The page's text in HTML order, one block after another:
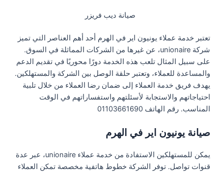
صيانة ديب فريزر
تعتبر خدمة عملاء يونيون اير في الهرم أحد أهم العناصر التي تميز
شركة unionaire، عن غيرها من الشركات المماثلة في السوق.
على سبيل المثال تلعب هذه الخدمة دورًا محوريًا في تقديم الدعم
والمساعدة للعملاء، وتعتبر حلقة الوصل بين الشركة والمستهلكين.
يهدف فريق خدمة العملاء إلى ضمان رضا العملاء من خلال تلبية
احتياجاتهم والاستجابة لأسئلتهم واستفساراتهم في الوقت
المناسب. رقم الهاتف 01103661690
صيانة يونيون اير في الهرم
يمكن للمستهلكين الاستفادة من خدمة عملاء unionaire، عبر عدة
قنوات تواصل. توفر الشركة خطوط هاتفية مخصصة تمكن العملاء